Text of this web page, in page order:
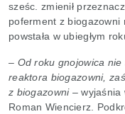
sześc. zmienił
poferment z biogazowni
powstała w ubiegłym
– Od roku gnojowica
reaktora biogazowni,
z biogazowni– wyjaśnia
Roman Wiencierz.